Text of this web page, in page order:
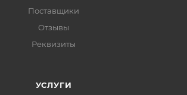
Поставщики
Отзывы
Реквизиты
УСЛУГИ